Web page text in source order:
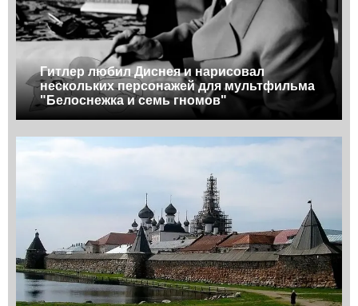
Гитлер любил Диснея и нарисовал
нескольких персонажей для мультфильма
"Белоснежка и семь гномов"